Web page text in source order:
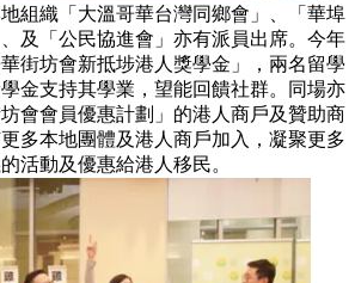
組織「大溫哥華台灣同鄉會」、「華埠
及「公民協進會」亦有派員出席。今年
街坊會新抵埗港人獎學金」，兩名留學
金支持其學業，望能回饋社群。同場亦
會會員優惠計劃」的港人商戶及贊助商
多本地團體及港人商戶加入，凝聚更多
活動及優惠給港人移民。